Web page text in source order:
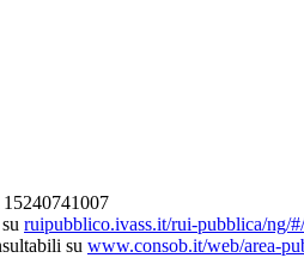
ruipubblico.ivass.it/rui-pubblica/ng/
su www.consob.it/web/area-